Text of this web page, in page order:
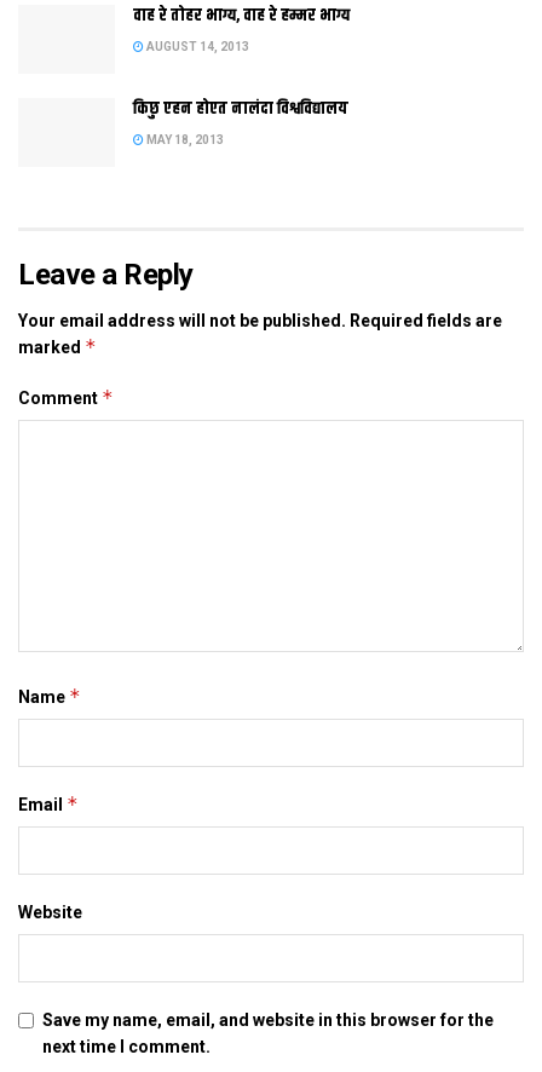
मुजफ्फरपुर क पूर्व सांसद जॉर्ज फर्नांडिस क स्थान पर शरद क नियुक्ति स इ
पद मिथिला मे रहि गेल।
वाह रे तोहर भाग्य, वाह रे हम्मर भाग्य
AUGUST 14, 2013
किछु एहन होएत नालंदा विश्वविद्यालय
MAY 18, 2013
Leave a Reply
Your email address will not be published. Required fields are
marked *
Comment *
Name *
Email *
Website
Save my name, email, and website in this browser for the
next time I comment.